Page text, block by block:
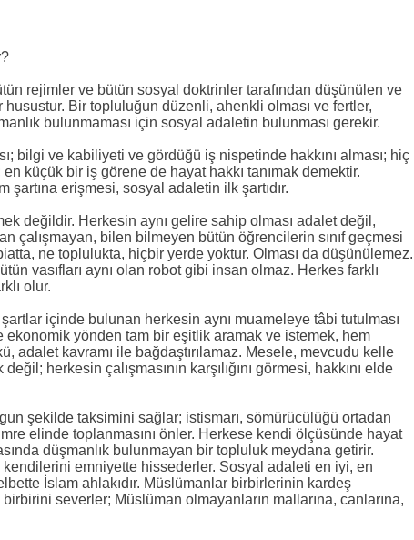
rejimler ve bütün sosyal doktrinler tarafından düşünülen ve
Bir topluluğun düzenli, ahenkli olması ve fertler,
bulunmaması için sosyal adaletin bulunması gerekir.
bilgi ve kabiliyeti ve gördüğü iş nispetinde hakkını alması; hiç
küçük bir iş görene de hayat hakkı tanımak demektir.
şartına erişmesi, sosyal adaletin ilk şartıdır.
değildir. Herkesin aynı gelire sahip olması adalet değil,
çalışmayan, bilen bilmeyen bütün öğrencilerin sınıf geçmesi
ne toplulukta, hiçbir yerde yoktur. Olması da düşünülemez.
vasıfları aynı olan robot gibi insan olmaz. Herkes farklı
olur.
içinde bulunan herkesin aynı muameleye tâbi tutulması
ekonomik yönden tam bir eşitlik aramak ve istemek, hem
adalet kavramı ile bağdaştırılamaz. Mesele, mevcudu kelle
herkesin çalışmasının karşılığını görmesi, hakkını elde
şekilde taksimini sağlar; istismarı, sömürücülüğü ortadan
elinde toplanmasını önler. Herkese kendi ölçüsünde hayat
düşmanlık bulunmayan bir topluluk meydana getirir.
emniyette hissederler. Sosyal adaleti en iyi, en
İslam ahlakıdır. Müslümanlar birbirlerinin kardeş
severler; Müslüman olmayanların mallarına, canlarına,